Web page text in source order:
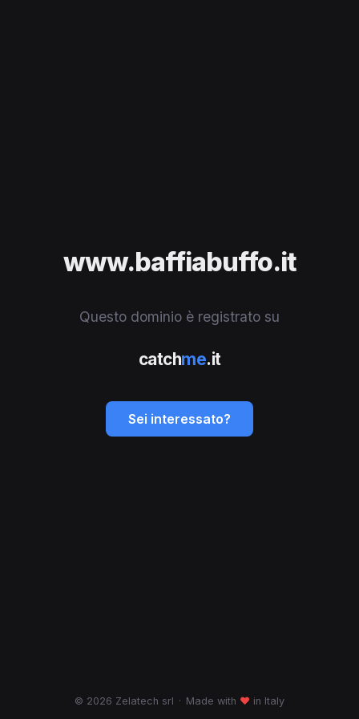
www.baffiabuffo.it
Questo dominio è registrato su
catchme.it
Sei interessato?
© 2026 Zelatech srl · Made with ♥ in Italy